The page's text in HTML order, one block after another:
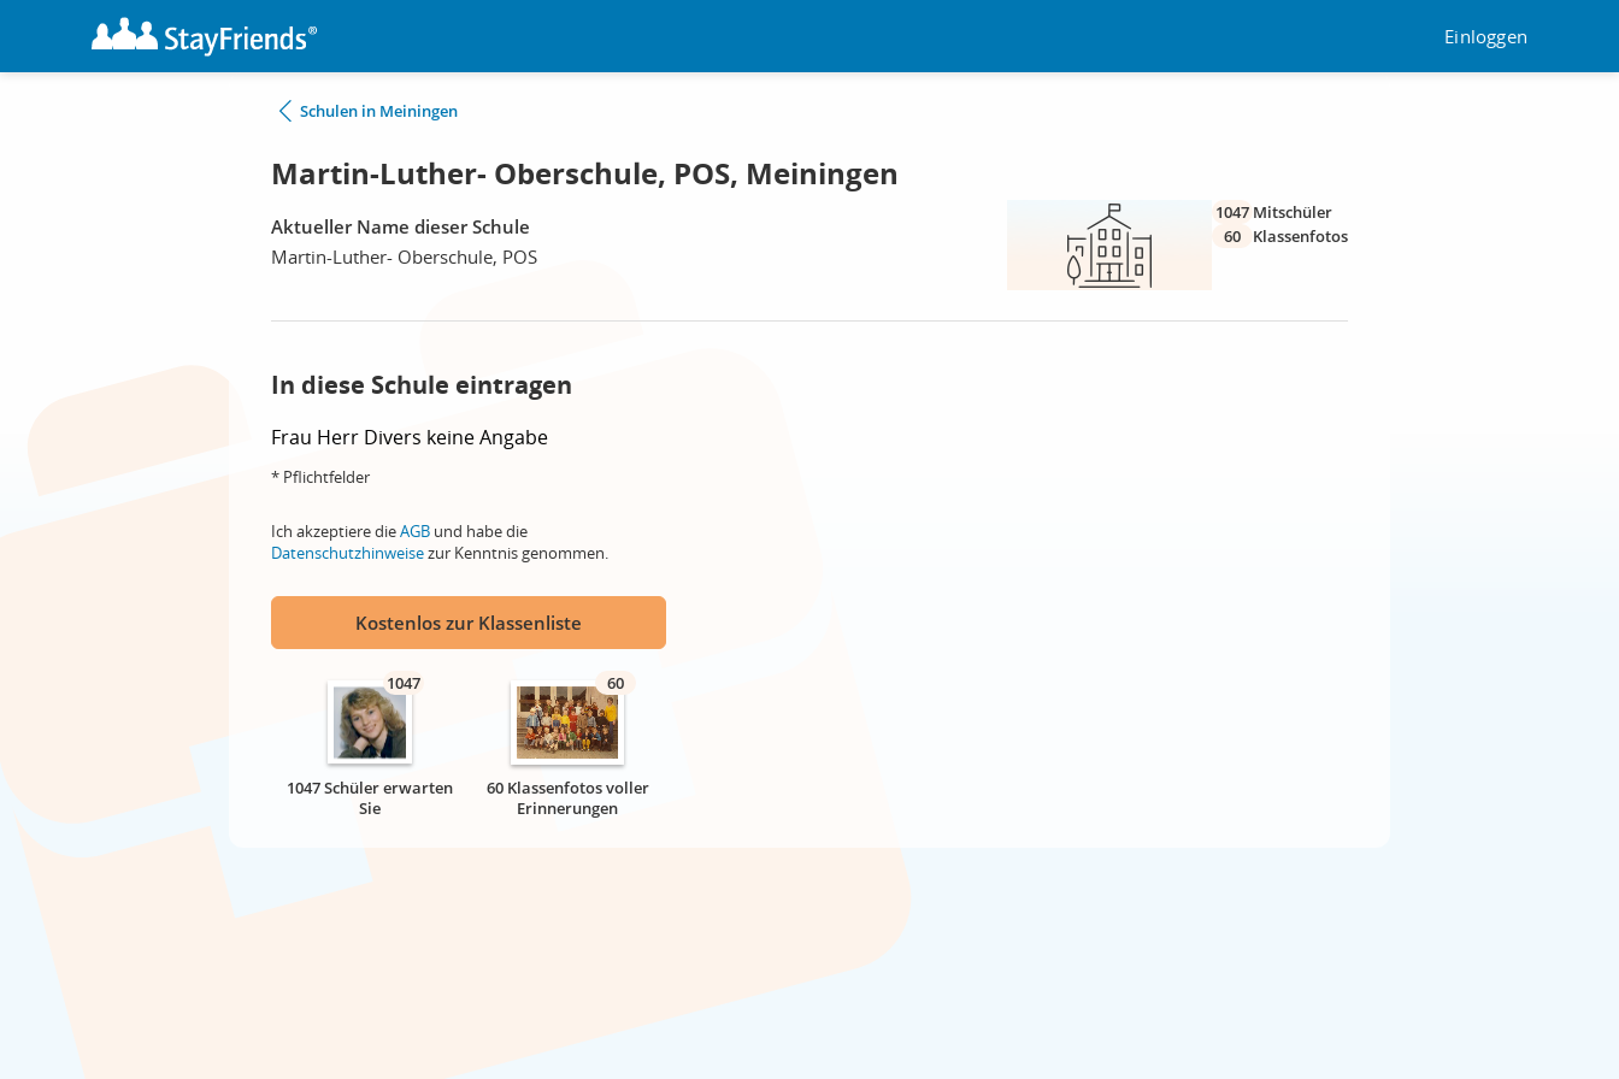
Einloggen
Schulen in Meiningen
Martin-Luther- Oberschule, POS, Meiningen
Aktueller Name dieser Schule
Martin-Luther- Oberschule, POS
1047 Mitschüler
60
Klassenfotos
In diese Schule eintragen
Frau Herr Divers keine Angabe
* Pflichtfelder
Ich akzeptiere dieAGB und habe die
Datenschutzhinweisezur Kenntnis genommen.
Kostenlos zur Klassenliste
1047
1047 Schüler erwarten
Sie
60
60 Klassenfotos voller
Erinnerungen